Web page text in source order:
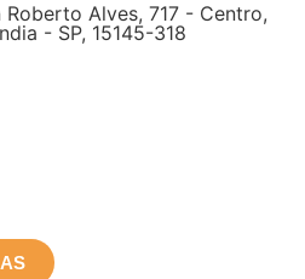
Roberto Alves, 717 - Centro,
- SP, 15145-318